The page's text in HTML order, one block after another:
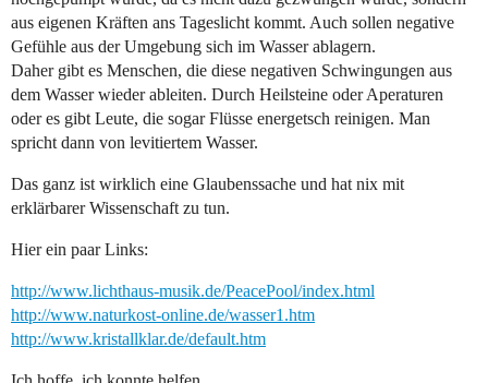
aus eigenen Kräften ans Tageslicht kommt. Auch sollen negative
Gefühle aus der Umgebung sich im Wasser ablagern.
Daher gibt es Menschen, die diese negativen Schwingungen aus
dem Wasser wieder ableiten. Durch Heilsteine oder Aperaturen
oder es gibt Leute, die sogar Flüsse energetsch reinigen. Man
spricht dann von levitiertem Wasser.
Das ganz ist wirklich eine Glaubenssache und hat nix mit
erklärbarer Wissenschaft zu tun.
Hier ein paar Links:
http://www.lichthaus-musik.de/PeacePool/index.html
http://www.naturkost-online.de/wasser1.htm
http://www.kristallklar.de/default.htm